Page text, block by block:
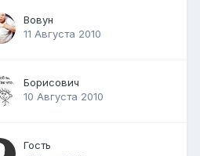
Вовун
11 Августа 2010
Борисович
10 Августа 2010
Гость